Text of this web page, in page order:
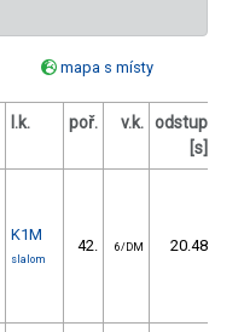
mapa s místy
l.k. poř. v.k. odstup
[s]
K1M
slalom
42. 6/DM 20.48